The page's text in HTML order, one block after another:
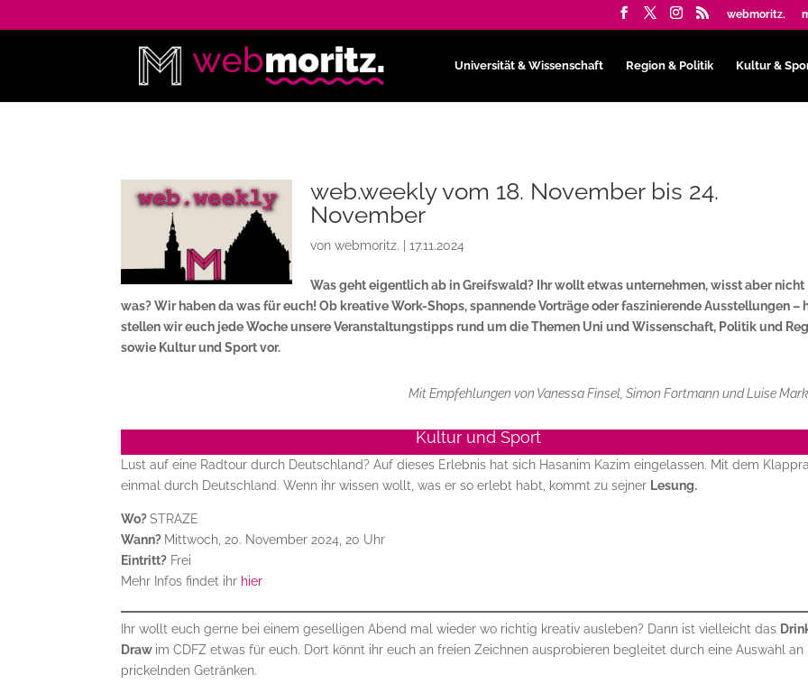
webmoritz.
Universität & Wissenschaft Region & Politik Kultur &
web.weekly vom 18. November bis 24.
November
vonwebmoritz. |17.11.2024
Was geht eigentlich ab in Greifswald? Ihr wollt etwas unternehmen, wisst aber nicht
was? Wir haben da was für euch! Ob kreative Work-Shops, spannende Vorträge oder faszinierende Ausstellungen –
stellen wir euch jede Woche unsere Veranstaltungstipps rund um die Themen Uni und Wissenschaft, Politik und
sowie Kultur und Sport vor.
Mit Empfehlungen von Vanessa Finsel, Simon Fortmann und Luise
Kultur und Sport
Lust auf eine Radtour durch Deutschland? Auf dieses Erlebnis hat sich Hasanim Kazim eingelassen. Mit dem
einmal durch Deutschland. Wenn ihr wissen wollt, was er so erlebt habt, kommt zu sejner Lesung.
Wo?STRAZE
Wann? Mittwoch, 20. November 2024, 20 Uhr
Eintritt? Frei
Mehr Infos findet ihr hier
Ihr wollt euch gerne bei einem geselligen Abend mal wieder wo richtig kreativ ausleben? Dann ist vielleicht das
Draw im CDFZ etwas für euch. Dort könnt ihr euch an freien Zeichnen ausprobieren begleitet durch eine Auswahl an
prickelnden Getränken.